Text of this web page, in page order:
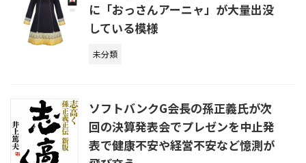
に「おっさんアーニャ」が大量出没
している模様
未分類
ソフトバンクG会長の孫正義氏が次
回の決算発表会でプレゼンを中止発
表で健康不安や経営不安など憶測が